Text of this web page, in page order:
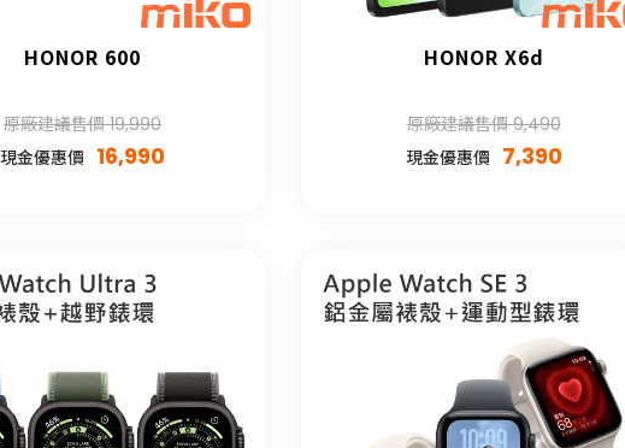
HONOR 600
原廠建議售價 19,990
現金優惠價 16,990
HONOR X6d
原廠建議售價 9,490
現金優惠價 7,390